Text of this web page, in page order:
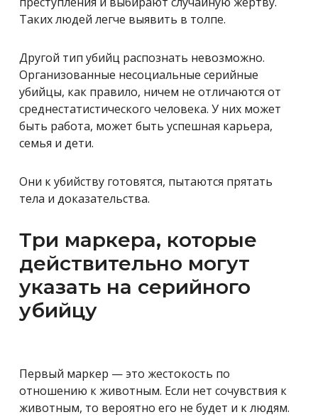
Таких людей легче выявить в толпе.
Другой тип убийц распознать невозможно.
Организованные несоциальные серийные
убийцы, как правило, ничем не отличаются от
среднестатистического человека. У них может
быть работа, может быть успешная карьера,
семья и дети.
Они к убийству готовятся, пытаются прятать
тела и доказательства.
Три маркера, которые
действительно могут
указать на серийного
убийцу
Первый маркер — это жестокость по
отношению к животным. Если нет сочувствия к
животным, то вероятно его не будет и к людям.